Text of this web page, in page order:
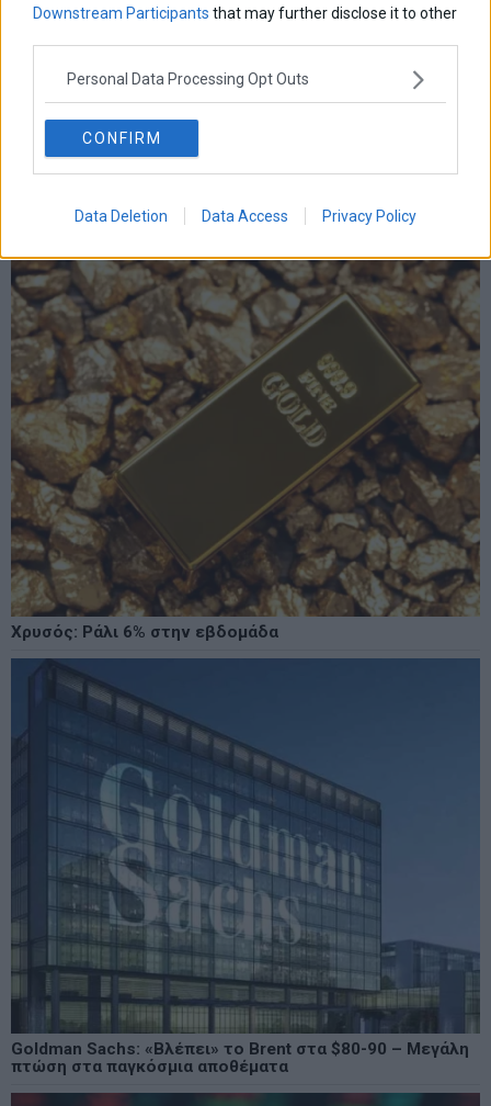
Downstream Participants that may further disclose it to other
Personal Data Processing Opt Outs
CONFIRM
Data Deletion Data Access Privacy Policy
επικαιροτητα επιχειρησεις ευρω ευρωζωνη ευρωπαικα
χρηματιστηριαευρωπηηπακορωνοιοςκοσμος κρουσματα
κυριακος μητσοτακης μεταρρυθμισεις μετρα μητσοτακης νδ
οικονομιαομολογα
τουρκια
LATEST FROM BLOG
Χρυσός: Ράλι 6% στην εβδομάδα
Goldman Sachs: «Βλέπει» το Brent στα $80-90 – Μεγάλη
πτώση στα παγκόσμια αποθέματα